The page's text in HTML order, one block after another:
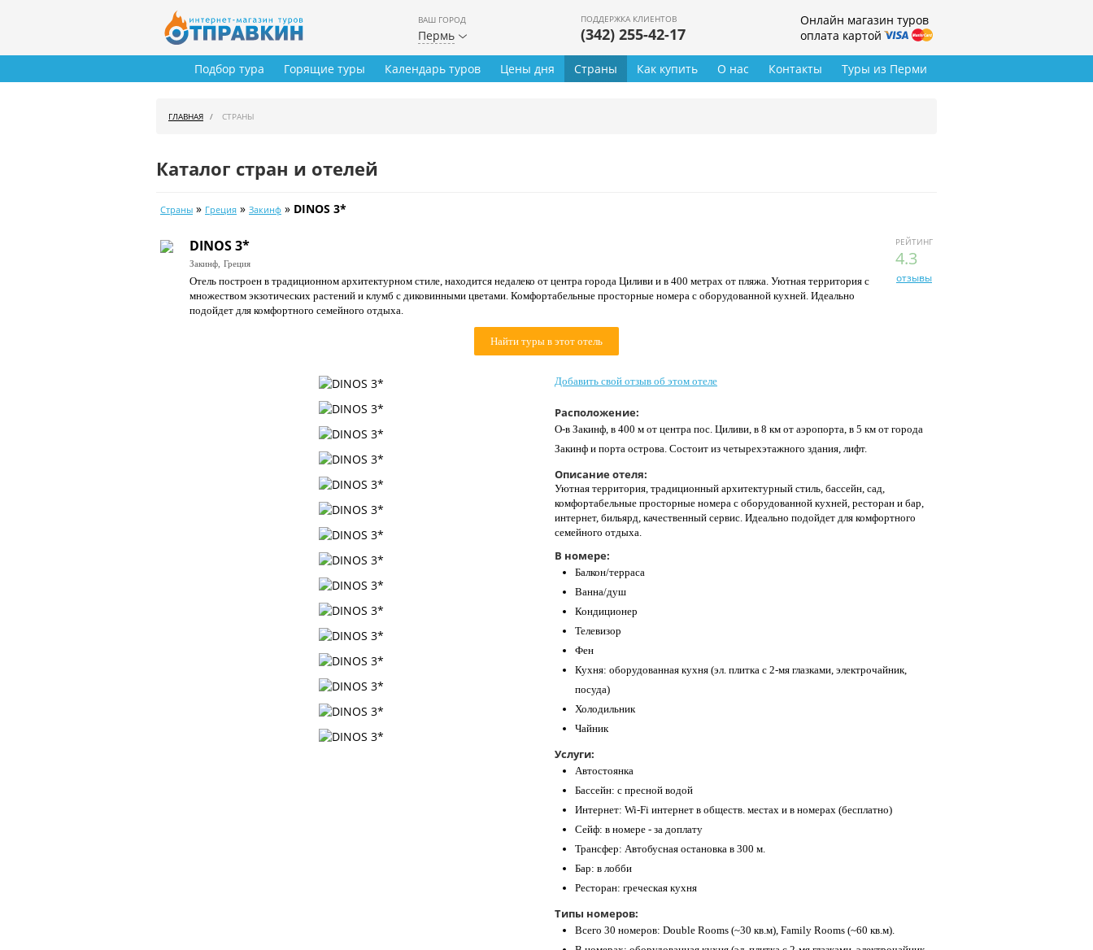
ВАШ ГОРОД
Пермь
ПОДДЕРЖКА КЛИЕНТОВ
(342) 255-42-17
Онлайн магазин туров
оплата картой
Туры из Перми
Подбор тура Горящие туры Календарь туров Цены дня Страны Как купить О нас Контакты
ГЛАВНАЯ СТРАНЫ
Каталог стран и отелей
Страны » Греция » Закинф » DINOS 3*
РЕЙТИНГ
4.3
отзывы
DINOS 3*
Закинф, Греция
Отель построен в традиционном архитектурном стиле, находится недалеко от центра города Циливи и в 400 метрах от пляжа. Уютная территория с
множеством экзотических растений и клумб с диковинными цветами. Комфортабельные просторные номера с оборудованной кухней. Идеально
подойдет для комфортного семейного отдыха.
Найти туры в этот отель
Добавить свой отзыв об этом отеле
Расположение:
О-в Закинф, в 400 м от центра пос. Циливи, в 8 км от аэропорта, в 5 км от города
Закинф и порта острова. Состоит из четырехэтажного здания, лифт.
Описание отеля:
Уютная территория, традиционный архитектурный стиль, бассейн, сад,
комфортабельные просторные номера с оборудованной кухней, ресторан и бар,
интернет, бильярд, качественный сервис. Идеально подойдет для комфортного
семейного отдыха.
В номере:
Балкон/терраса
Ванна/душ
Кондиционер
Телевизор
Фен
Кухня: оборудованная кухня (эл. плитка с 2-мя глазками, электрочайник,
посуда)
Холодильник
Чайник
Услуги:
Автостоянка
Бассейн: с пресной водой
Интернет: Wi-Fi интернет в обществ. местах и в номерах (бесплатно)
Сейф: в номере - за доплату
Трансфер: Автобусная остановка в 300 м.
Бар: в лобби
Ресторан: греческая кухня
Типы номеров:
Всего 30 номеров: Double Rooms (~30 кв.м), Family Rooms (~60 кв.м).